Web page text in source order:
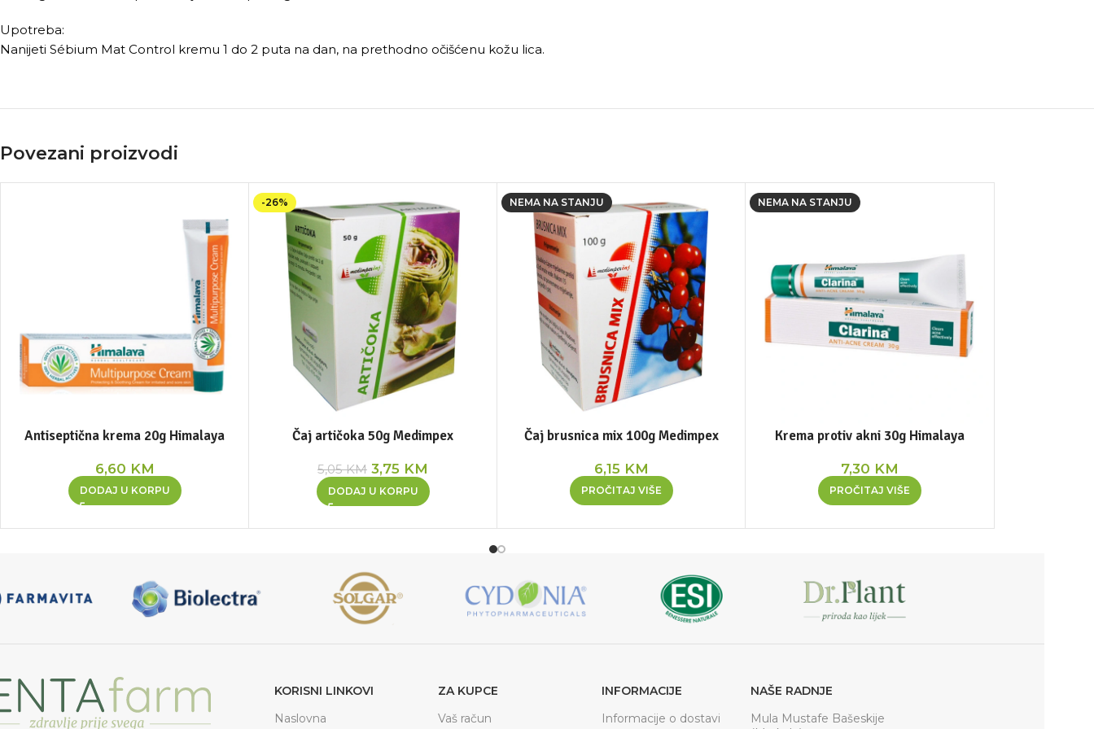
Upotreba:
Nanijeti Sébium Mat Control kremu 1 do 2 puta na dan, na prethodno očišćenu kožu lica.
Povezani proizvodi
Antiseptična krema 20g Himalaya
6,60 KM
DODAJ U KORPU
-26%
Čaj artičoka 50g Medimpex
5,05KM 3,75 KM
DODAJ U KORPU
NEMA NA STANJU
Čaj brusnica mix 100g Medimpex
6,15 KM
PROČITAJ VIŠE
NEMA NA STANJU
Krema protiv akni 30g Himalaya
7,30 KM
PROČITAJ VIŠE
KORISNI LINKOVI
Naslovna
ZA KUPCE
Vaš račun
INFORMACIJE
Informacije o dostavi
NAŠE RADNJE
Mula Mustafe Bašeskije